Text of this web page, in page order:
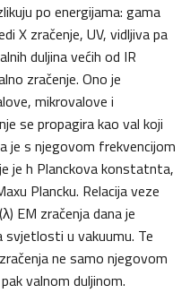
po energijama: gama
X zračenje, UV, vidljiva pa
duljina većih od IR
zračenje. Ono je
mikrovalove i
se propagira kao val koji
je s njegovom frekvencijom
je h Planckova konstatnta,
Plancku. Relacija veze
EM zračenja dana je
svjetlosti u vakuumu. Te
ne samo njegovom
valnom duljinom.